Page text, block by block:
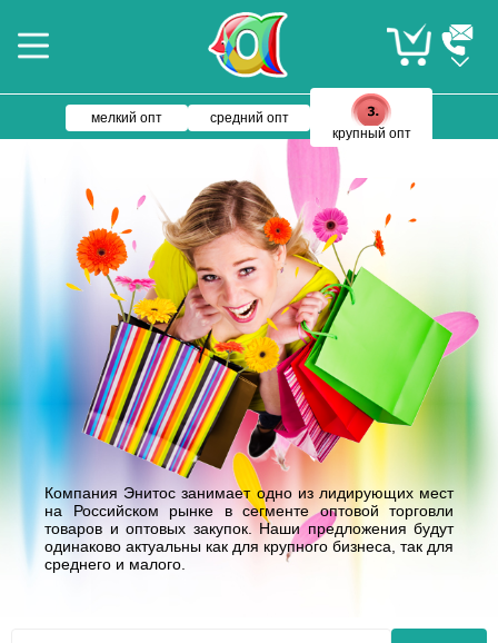
мелкий опт
средний опт
крупный опт
Компания Энитос занимает одно из лидирующих мест
на Российском рынке в сегменте оптовой торговли
товаров и оптовых закупок. Наши предложения будут
одинаково актуальны как для крупного бизнеса, так для
среднего и малого.